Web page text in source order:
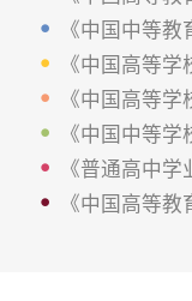
《中国中等教
《中国高等
《中国高等
《中国中等
《普通高中
《中国高等教